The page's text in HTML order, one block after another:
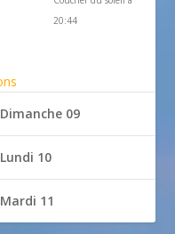
20:44
Dimanche 09
Lundi 10
Mardi 11